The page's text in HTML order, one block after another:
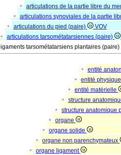
articulations de la partie libre du
articulations synoviales de la partie
articulations du pied (paire)
VOV
articulations tarsométatarsiennes (paire)
ligaments tarsométatarsiens plantaires (paire)
entité
entité
entité matérielle
structure
structure anatomique
organe
organe solide
organe non parenchymateux
organe ligament